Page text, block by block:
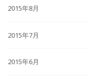
2015年8月
2015年7月
2015年6月